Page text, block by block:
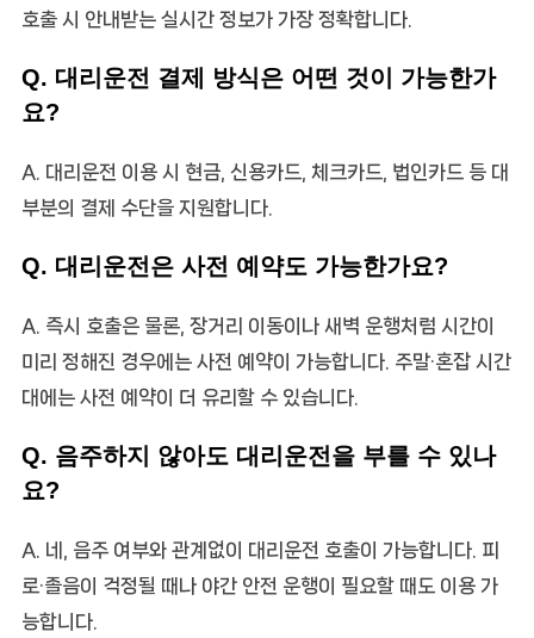
호출 시 안내받는 실시간 정보가 가장 정확합니다.
Q. 대리운전 결제 방식은 어떤 것이 가능한가
요?
A. 대리운전 이용 시 현금, 신용카드, 체크카드, 법인카드 등 대
부분의 결제 수단을 지원합니다.
Q. 대리운전은 사전 예약도 가능한가요?
A. 즉시 호출은 물론, 장거리 이동이나 새벽 운행처럼 시간이
미리 정해진 경우에는 사전 예약이 가능합니다. 주말·혼잡 시간
대에는 사전 예약이 더 유리할 수 있습니다.
Q. 음주하지 않아도 대리운전을 부를 수 있나
요?
A. 네, 음주 여부와 관계없이 대리운전 호출이 가능합니다. 피
로·졸음이 걱정될 때나 야간 안전 운행이 필요할 때도 이용 가
능합니다.